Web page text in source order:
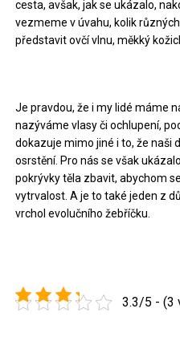
cesta, avšak, jak se ukázalo,
vezmeme v úvahu, kolik
představit ovčí vlnu, měkký
Je pravdou, že i my lidé máme
nazýváme vlasy či ochlupení,
dokazuje mimo jiné i to, že naši
osrstění. Pro nás se však
pokrývky těla zbavit, abychom
vytrvalost. A je to také jeden z
vrchol evolučního žebříčku.
3.3/5 - (3